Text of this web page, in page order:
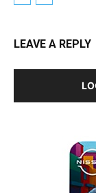
LEAVE A REPLY